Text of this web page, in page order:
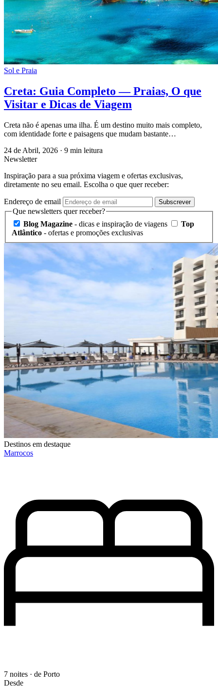
Sol e Praia
Creta: Guia Completo — Praias, O que
Visitar e Dicas de Viagem
Creta não é apenas uma ilha. É um destino muito mais completo,
com identidade forte e paisagens que mudam bastante…
24 de Abril, 2026 · 9 min leitura
Newsletter
Inspiração para a sua próxima viagem e ofertas exclusivas,
diretamente no seu email. Escolha o que quer receber:
Endereço de email Subscrever
Que newsletters quer receber?
Blog Magazine - dicas e inspiração de viagens
Top
Atlântico - ofertas e promoções exclusivas
Destinos em destaque
Marrocos
7 noites · de Porto
Desde